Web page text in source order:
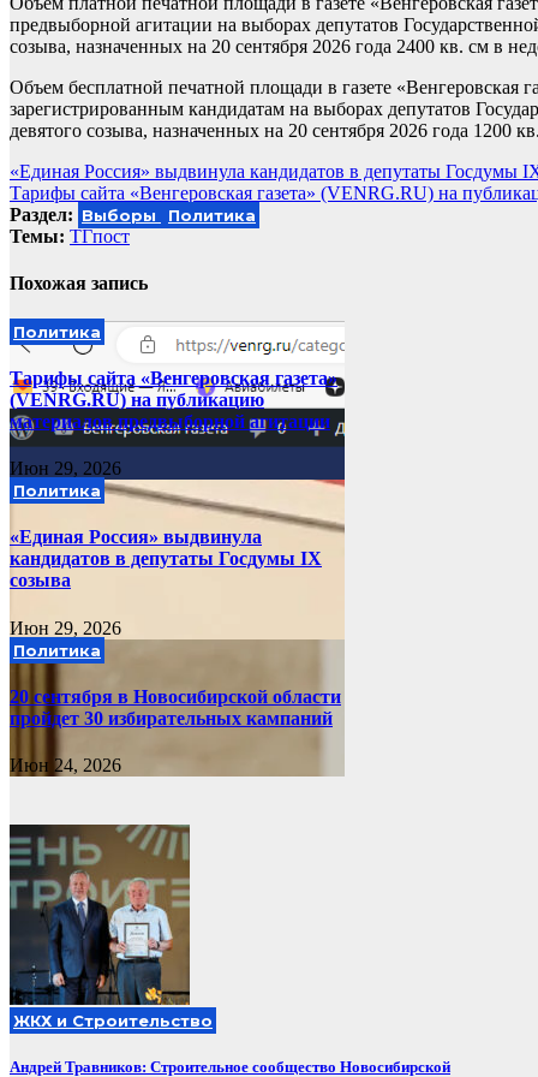
предвыборной агитации на выборах депутатов
созыва, назначенных на 20 сентября 2026 года 2400 кв. см в
Объем бесплатной печатной площади в газете «Венгеровская
зарегистрированным кандидатам на выборах депутатов
девятого созыва, назначенных на 20 сентября 2026 года 1200
Навигация
по
записям
«Единая Россия» выдвинула кандидатов в депутаты Госдумы
Тарифы сайта «Венгеровская газета» (VENRG.RU) на
Раздел: Выборы Политика
Темы: ТГпост
Похожая запись
Политика
Тарифы сайта «Венгеровская газета»
(VENRG.RU) на публикацию
материалов предвыборной агитации
Июн 29, 2026
Политика
«Единая Россия» выдвинула
кандидатов в депутаты Госдумы IX
созыва
Июн 29, 2026
Политика
20 сентября в Новосибирской области
пройдет 30 избирательных кампаний
Июн 24, 2026
ЖКХ и Строительство
Андрей Травников: Строительное сообщество Новосибирской